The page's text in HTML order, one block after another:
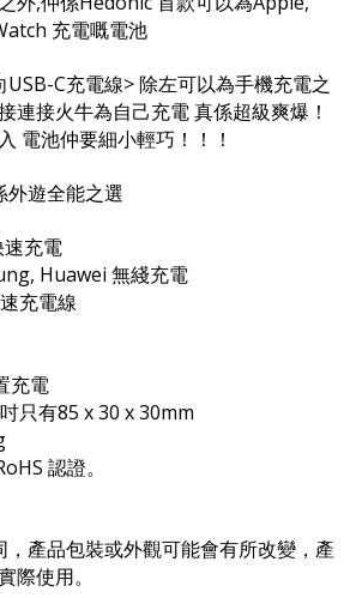
充電嘅電池
C充電線> 除左可以為手機充電之
連接火牛為自己充電 真係超級爽爆！
電池仲要細小輕巧！！！
外遊全能之選
速充電
Huawei 無綫充電
充電線
充電
只有85 x 30 x 30mm
認證。
，產品包裝或外觀可能會有所改變，產
際使用。